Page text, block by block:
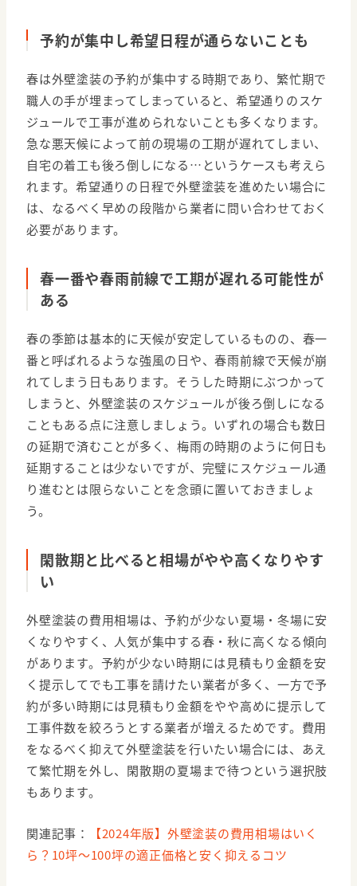
予約が集中し希望日程が通らないことも
春は外壁塗装の予約が集中する時期であり、繁忙期で
職人の手が埋まってしまっていると、希望通りのスケ
ジュールで工事が進められないことも多くなります。
急な悪天候によって前の現場の工期が遅れてしまい、
自宅の着工も後ろ倒しになる…というケースも考えら
れます。希望通りの日程で外壁塗装を進めたい場合に
は、なるべく早めの段階から業者に問い合わせておく
必要があります。
春一番や春雨前線で工期が遅れる可能性が
ある
春の季節は基本的に天候が安定しているものの、春一
番と呼ばれるような強風の日や、春雨前線で天候が崩
れてしまう日もあります。そうした時期にぶつかって
しまうと、外壁塗装のスケジュールが後ろ倒しになる
こともある点に注意しましょう。いずれの場合も数日
の延期で済むことが多く、梅雨の時期のように何日も
延期することは少ないですが、完璧にスケジュール通
り進むとは限らないことを念頭に置いておきましょ
う。
閑散期と比べると相場がやや高くなりやす
い
外壁塗装の費用相場は、予約が少ない夏場・冬場に安
くなりやすく、人気が集中する春・秋に高くなる傾向
があります。予約が少ない時期には見積もり金額を安
く提示してでも工事を請けたい業者が多く、一方で予
約が多い時期には見積もり金額をやや高めに提示して
工事件数を絞ろうとする業者が増えるためです。費用
をなるべく抑えて外壁塗装を行いたい場合には、あえ
て繁忙期を外し、閑散期の夏場まで待つという選択肢
もあります。
関連記事：
【2024年版】外壁塗装の費用相場はいく
ら？10坪〜100坪の適正価格と安く抑えるコツ